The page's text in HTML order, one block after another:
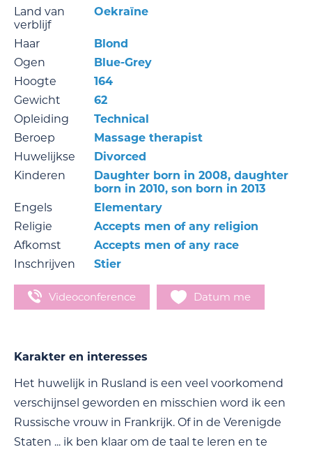
Land van
verblijf
Oekraïne
Haar
Blond
Ogen
Blue-Grey
Hoogte
164
Gewicht
62
Opleiding
Technical
Beroep
Massage therapist
Huwelijkse
Divorced
Kinderen
Daughter born in 2008, daughter
born in 2010, son born in 2013
Engels
Elementary
Religie
Accepts men of any religion
Afkomst
Accepts men of any race
Inschrijven
Stier
Videoconference Datum me
Karakter en interesses
Het huwelijk in Rusland is een veel voorkomend
verschijnsel geworden en misschien word ik een
Russische vrouw in Frankrijk. Of in de Verenigde
Staten ... ik ben klaar om de taal te leren en te